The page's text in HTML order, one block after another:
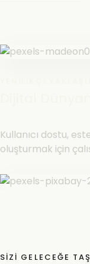
Kullanıcı dostu,
oluşturmak için
SIZI GELECEĞE